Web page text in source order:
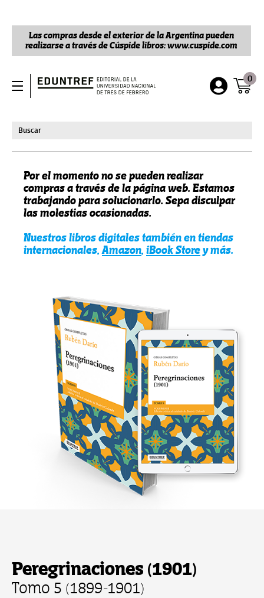
Las compras desde el exterior de la Argentina pueden
realizarse a través de Cúspide libros: www.cuspide.com
0
Por el momento no se pueden realizar
compras a través de la página web. Estamos
trabajando para solucionarlo. Sepa disculpar
las molestias ocasionadas.
Nuestros libros digitales también en tiendas
internacionales, Amazon, iBook Storey más.
Peregrinaciones (1901)
Tomo 5 (1899-1901)